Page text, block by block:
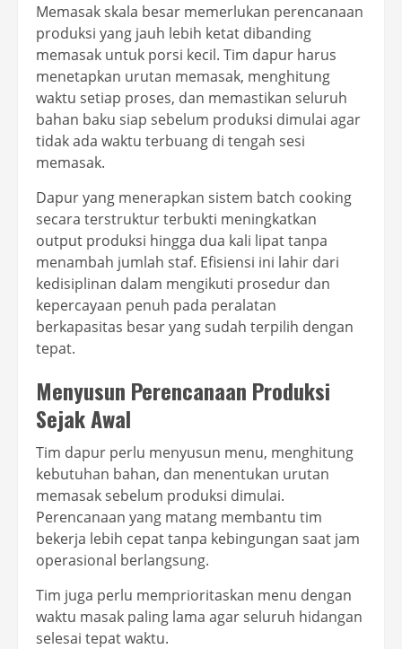
Memasak skala besar memerlukan perencanaan
produksi yang jauh lebih ketat dibanding
memasak untuk porsi kecil. Tim dapur harus
menetapkan urutan memasak, menghitung
waktu setiap proses, dan memastikan seluruh
bahan baku siap sebelum produksi dimulai agar
tidak ada waktu terbuang di tengah sesi
memasak.
Dapur yang menerapkan sistem batch cooking
secara terstruktur terbukti meningkatkan
output produksi hingga dua kali lipat tanpa
menambah jumlah staf. Efisiensi ini lahir dari
kedisiplinan dalam mengikuti prosedur dan
kepercayaan penuh pada peralatan
berkapasitas besar yang sudah terpilih dengan
tepat.
Menyusun Perencanaan Produksi
Sejak Awal
Tim dapur perlu menyusun menu, menghitung
kebutuhan bahan, dan menentukan urutan
memasak sebelum produksi dimulai.
Perencanaan yang matang membantu tim
bekerja lebih cepat tanpa kebingungan saat jam
operasional berlangsung.
Tim juga perlu memprioritaskan menu dengan
waktu masak paling lama agar seluruh hidangan
selesai tepat waktu.